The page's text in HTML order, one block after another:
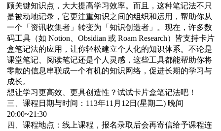
顾关键知识点，大大提高学习效率。而且，这种笔记法不只
是被动地记录，它更注重知识之间的组织和运用，帮助你从
一个「资讯收集者」转变为「知识创造者」。现在，许多数
码工具（如 Notion Obsidian 或Roam Research）皆支持卡片
盒笔记法的应用，让你轻松建立个人化的知识体系。不论是
课堂笔记、阅读笔记还是个人灵感，这些工具都能帮助你将
零散的信息串联成一个有机的知识网络，促进长期的学习与
成长。
想让学习更高效、更具创造性？试试卡片盒笔记法吧！
三、 课程日期与时间： 113年11 月 12 日 (星期二) 晚间
20:00~21:30
四、 课程地点：线上课程，报名录取后会再寄信给予课程连